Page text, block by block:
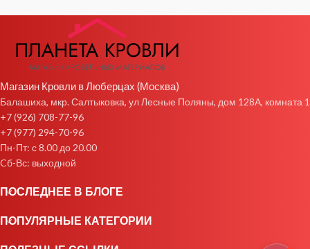
Магазин Кровли в Люберцах (Москва)
Балашиха, мкр. Салтыковка, ул Лесные Поляны, дом 128А, комната 1
+7 (926) 708-77-96
+7 (977) 294-70-96
Пн-Пт: с 8.00 до 20.00
Cб-Вс: выходной
ПОСЛЕДНЕЕ В БЛОГЕ
ПОПУЛЯРНЫЕ КАТЕГОРИИ